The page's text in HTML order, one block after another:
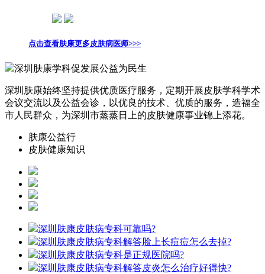
点击查看肤康更多皮肤病医师>>>
深圳肤康学科促发展公益为民生
深圳肤康始终坚持提供优质医疗服务，定期开展皮肤学科学术
会议交流以及公益会诊，以优良的技术、优质的服务，造福全
市人民群众，为深圳市蒸蒸日上的皮肤健康事业锦上添花。
肤康公益行
皮肤健康知识
深圳肤康皮肤病专科可靠吗?
深圳肤康皮肤病专科解答脸上长痘痘怎么去掉?
深圳肤康皮肤病专科是正规医院吗?
深圳肤康皮肤病专科解答皮炎怎么治疗好得快?